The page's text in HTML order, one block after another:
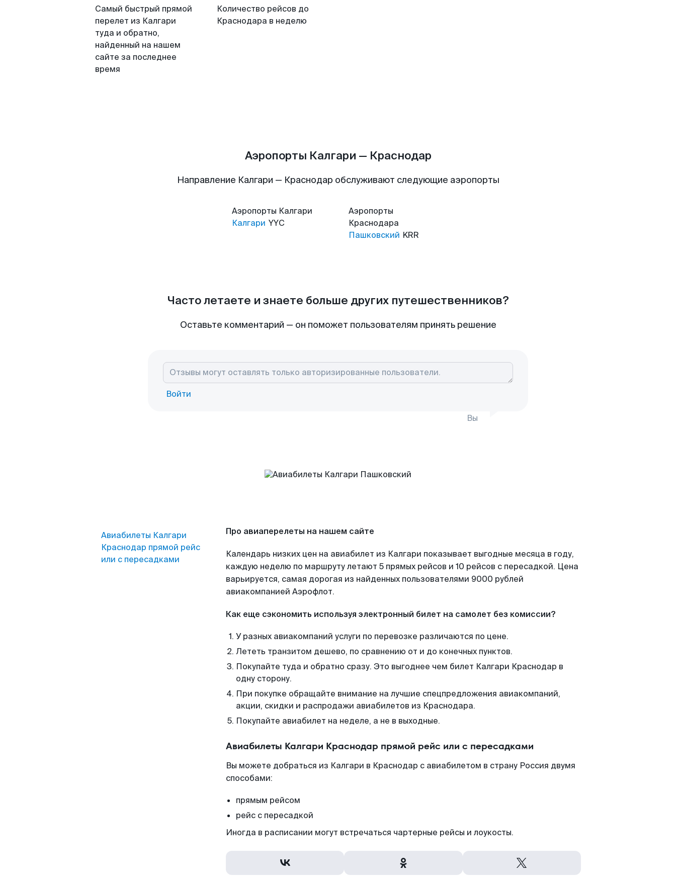
Самый быстрый прямой
перелет из Калгари
туда и обратно,
найденный на нашем
сайте за последнее
время
Количество рейсов до
Краснодара в неделю
Аэропорты Калгари — Краснодар
Направление Калгари — Краснодар обслуживают следующие аэропорты
Аэропорты Калгари
Калгари YYC
Аэропорты
Краснодара
Пашковский KRR
Часто летаете и знаете больше других путешественников?
Оставьте комментарий — он поможет пользователям принять решение
Войти
Вы
Авиабилеты Калгари
Краснодар прямой рейс
или с пересадками
Про авиаперелеты на нашем сайте
Календарь низких цен на авиабилет из Калгари показывает выгодные месяца в году,
каждую неделю по маршруту летают 5 прямых рейсов и 10 рейсов с пересадкой. Цена
варьируется, самая дорогая из найденных пользователями 9000 рублей
авиакомпанией Аэрофлот.
Как еще сэкономить используя электронный билет на самолет без комиссии?
У разных авиакомпаний услуги по перевозке различаются по цене.
Лететь транзитом дешево, по сравнению от и до конечных пунктов.
Покупайте туда и обратно сразу. Это выгоднее чем билет Калгари Краснодар в
одну сторону.
При покупке обращайте внимание на лучшие спецпредложения авиакомпаний,
акции, скидки и распродажи авиабилетов из Краснодара.
Покупайте авиабилет на неделе, а не в выходные.
Авиабилеты Калгари Краснодар прямой рейс или с пересадками
Вы можете добраться из Калгари в Краснодар с авиабилетом в страну Россия двумя
способами:
прямым рейсом
рейс с пересадкой
Иногда в расписании могут встречаться чартерные рейсы и лоукосты.